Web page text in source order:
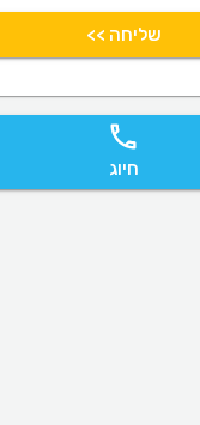
שליחה >>
חיוג